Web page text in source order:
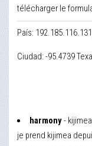
télécharger le
País:
Ciudad: -95.4739
harmony-
je prend kijimea